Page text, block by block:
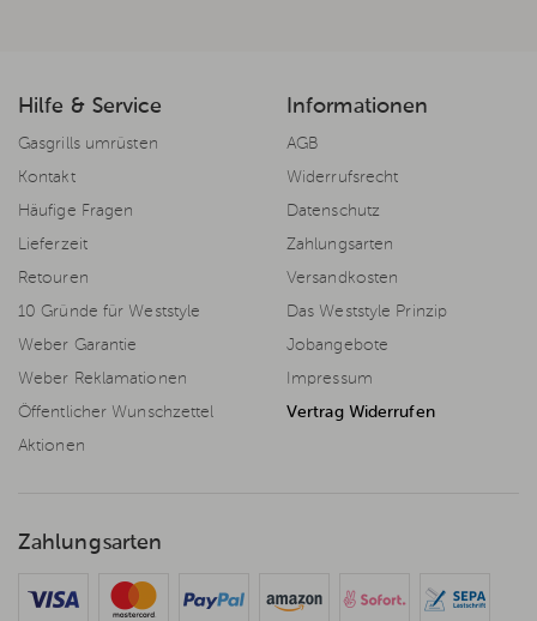
Hilfe & Service
Gasgrills umrüsten
Kontakt
Häufige Fragen
Lieferzeit
Retouren
10 Gründe für Weststyle
Weber Garantie
Weber Reklamationen
Öffentlicher Wunschzettel
Aktionen
Informationen
AGB
Widerrufsrecht
Datenschutz
Zahlungsarten
Versandkosten
Das Weststyle Prinzip
Jobangebote
Impressum
Vertrag Widerrufen
Zahlungsarten